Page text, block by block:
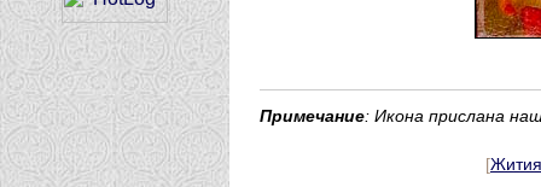
Примечание: Икона прислана
[Жития